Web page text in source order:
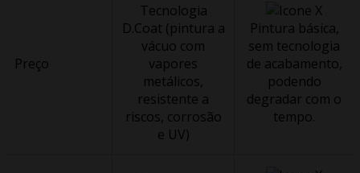
Preço
Tecnologia
D.Coat (pintura a
vácuo com
vapores
metálicos,
resistente a
riscos, corrosão
e UV)
Pintura básica,
sem tecnologia
de acabamento,
podendo
degradar com o
tempo.